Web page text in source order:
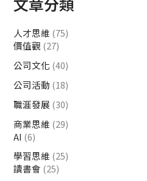
人才思維 (75)
價值觀 (27)
公司文化 (40)
公司活動 (18)
職涯發展 (30)
商業思維 (29)
AI (6)
學習思維 (25)
讀書會 (25)